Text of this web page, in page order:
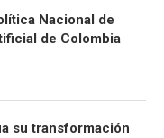
Nacional de
de Colombia
su transformación